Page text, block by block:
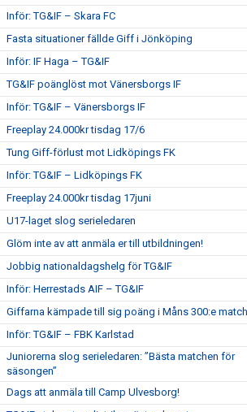
Inför: TG&IF – Skara FC
Fasta situationer fällde Giff i Jönköping
Inför: IF Haga – TG&IF
TG&IF poänglöst mot Vänersborgs IF
Inför: TG&IF – Vänersborgs IF
Freeplay 24.000kr tisdag 17/6
Tung Giff-förlust mot Lidköpings FK
Inför: TG&IF – Lidköpings FK
Freeplay 24.000kr tisdag 17juni
U17-laget slog serieledaren
Glöm inte av att anmäla er till utbildningen!
Jobbig nationaldagshelg för TG&IF
Inför: Herrestads AIF – TG&IF
Giffarna kämpade till sig poäng i Måns 300:e match
Inför: TG&IF – FBK Karlstad
Juniorerna slog serieledaren: ”Bästa matchen för
säsongen”
Dags att anmäla till Camp Ulvesborg!